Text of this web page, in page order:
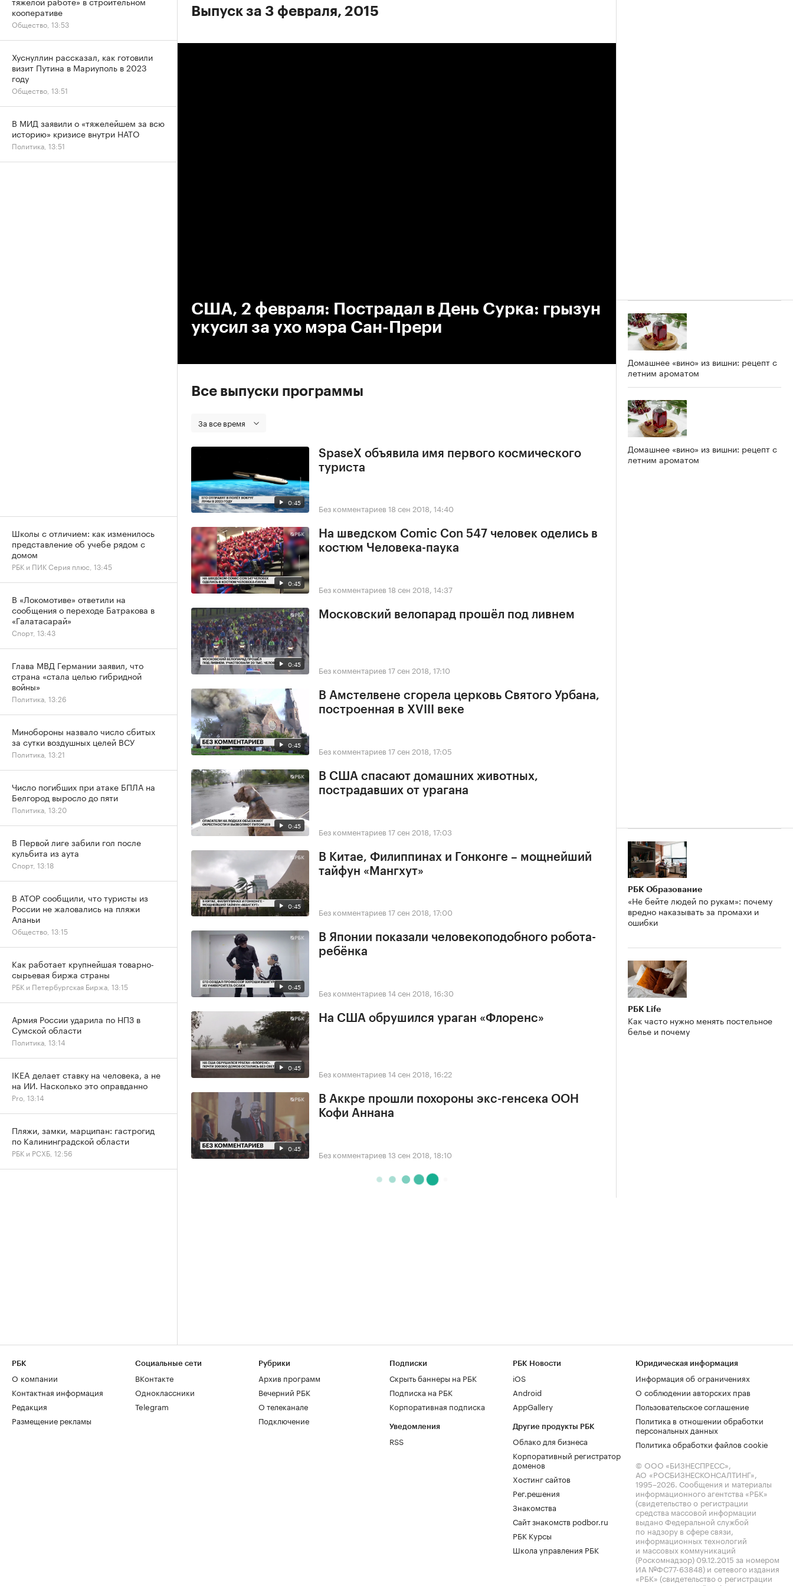
Выпуск за 3 февраля, 2015
США, 2 февраля: Пострадал в День Сурка: грызун
укусил за ухо мэра Сан-Прери
Все выпуски программы
За все время
0:45
SpaseX объявила имя первого космического
туриста
Без комментариев 18 сен 2018, 14:40
0:45
На шведском Comic Con 547 человек оделись в
костюм Человека-паука
Без комментариев 18 сен 2018, 14:37
0:45
Московский велопарад прошёл под ливнем
Без комментариев 17 сен 2018, 17:10
0:45
В Амстелвене сгорела церковь Святого Урбана,
построенная в XVIII веке
Без комментариев 17 сен 2018, 17:05
0:45
В США спасают домашних животных,
пострадавших от урагана
Без комментариев 17 сен 2018, 17:03
0:45
В Китае, Филиппинах и Гонконге – мощнейший
тайфун «Мангхут»
Без комментариев 17 сен 2018, 17:00
0:45
В Японии показали человекоподобного робота-
ребёнка
Без комментариев 14 сен 2018, 16:30
0:45
На США обрушился ураган «Флоренс»
Без комментариев 14 сен 2018, 16:22
0:45
В Аккре прошли похороны экс-генсека ООН
Кофи Аннана
Без комментариев 13 сен 2018, 18:10
Домашнее «вино» из вишни: рецепт с
летним ароматом
Домашнее «вино» из вишни: рецепт с
летним ароматом
РБК Образование
«Не бейте людей по рукам»: почему
вредно наказывать за промахи и
ошибки
РБК Life
Как часто нужно менять постельное
белье и почему
кооперативе
Общество, 13:53
Хуснуллин рассказал, как готовили
визит Путина в Мариуполь в 2023
году
Общество, 13:51
В МИД заявили о «тяжелейшем за всю
историю» кризисе внутри НАТО
Политика, 13:51
Школы с отличием: как изменилось
представление об учебе рядом с
домом
РБК и ПИК Серия плюс, 13:45
В «Локомотиве» ответили на
сообщения о переходе Батракова в
«Галатасарай»
Спорт, 13:43
Глава МВД Германии заявил, что
страна «стала целью гибридной
войны»
Политика, 13:26
Минобороны назвало число сбитых
за сутки воздушных целей ВСУ
Политика, 13:21
Число погибших при атаке БПЛА на
Белгород выросло до пяти
Политика, 13:20
В Первой лиге забили гол после
кульбита из аута
Спорт, 13:18
В АТОР сообщили, что туристы из
России не жаловались на пляжи
Аланьи
Общество, 13:15
Как работает крупнейшая товарно-
сырьевая биржа страны
РБК и Петербургская Биржа, 13:15
Армия России ударила по НПЗ в
Сумской области
Политика, 13:14
IKEA делает ставку на человека, а не
на ИИ. Насколько это оправданно
Pro, 13:14
Пляжи, замки, марципан: гастрогид
по Калининградской области
РБК и РСХБ, 12:56
РБК
О компании
Контактная информация
Редакция
Размещение рекламы
Социальные сети
ВКонтакте
Одноклассники
Telegram
Рубрики
Архив программ
Вечерний РБК
О телеканале
Подключение
Подписки
Скрыть баннеры на РБК
Подписка на РБК
Корпоративная подписка
Уведомления
RSS
РБК Новости
iOS
Android
AppGallery
Другие продукты РБК
Облако для бизнеса
Корпоративный регистратор
доменов
Хостинг сайтов
Рег.решения
Знакомства
Сайт знакомств podbor.ru
РБК Курсы
Школа управления РБК
Юридическая информация
Информация об ограничениях
О соблюдении авторских прав
Пользовательское соглашение
Политика в отношении обработки
персональных данных
Политика обработки файлов cookie
© ООО «БИЗНЕСПРЕСС»,
АО «РОСБИЗНЕСКОНСАЛТИНГ»,
1995–2026. Сообщения и материалы
информационного агентства «РБК»
(свидетельство о регистрации
средства массовой информации
выдано Федеральной службой
по надзору в сфере связи,
информационных технологий
и массовых коммуникаций
(Роскомнадзор) 09.12.2015 за номером
ИА №ФС77-63848) и сетевого издания
«РБК» (свидетельство о регистрации